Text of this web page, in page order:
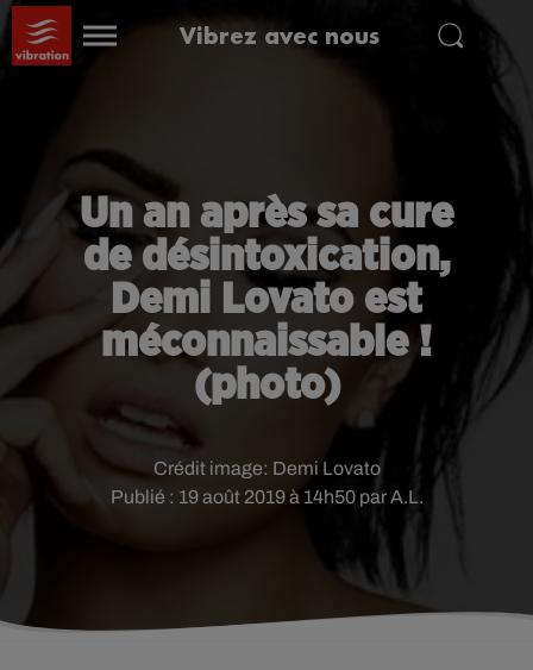
Vibrez avec nous
Un an après sa cure
de désintoxication,
Demi Lovato est
méconnaissable !
(photo)
Publié : 19 août 2019 à 14h50 par A.L.
Crédit image: Demi Lovato